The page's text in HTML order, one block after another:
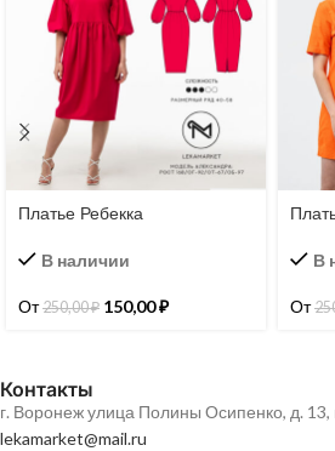
Платье Ребекка
В наличии
От250,00₽ 150,00₽
В
От
Контакты
г. Воронеж улица Полины Осипенко, д.
lekamarket@mail.ru